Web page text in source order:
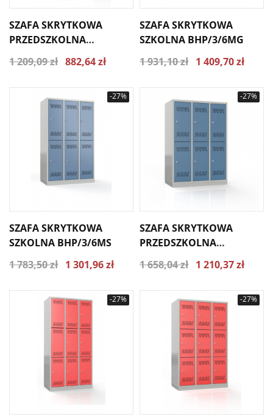
SZAFA SKRYTKOWA
PRZEDSZKOLNA
BHP/2/8MP
1 209,09 zł 882,64 zł
SZAFA SKRYTKOWA
SZKOLNA BHP/3/6MG
1 931,10 zł 1 409,70 zł
-27%
SZAFA SKRYTKOWA
SZKOLNA BHP/3/6MS
1 783,50 zł 1 301,96 zł
-27%
SZAFA SKRYTKOWA
PRZEDSZKOLNA
BHP/3/6MP
1 658,04 zł 1 210,37 zł
-27% -27%